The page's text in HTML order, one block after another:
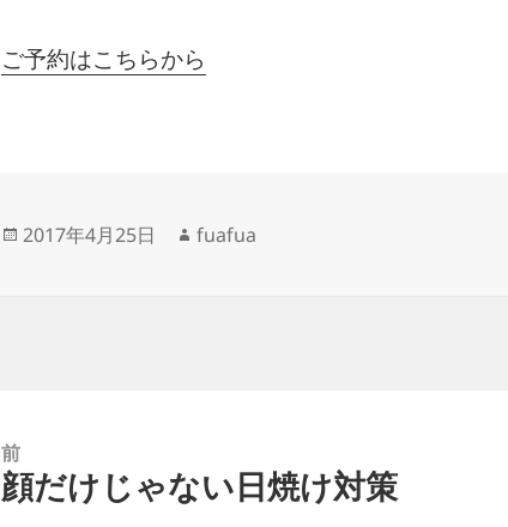
ご予約はこちらから
投
2017年4月25日
作
fuafua
前
前
顔だけじゃない日焼け対策